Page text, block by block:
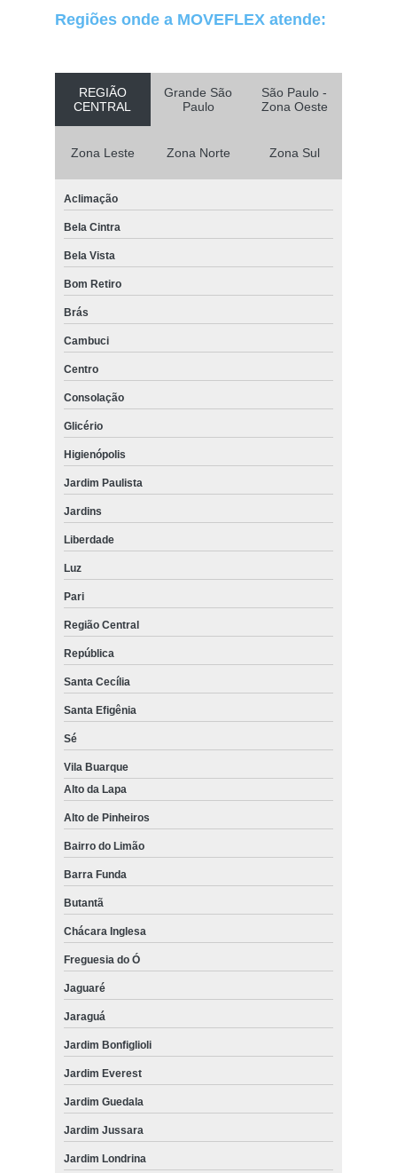
Regiões onde a MOVEFLEX atende:
REGIÃO
CENTRAL
Grande São
Paulo
São Paulo -
Zona Oeste
Zona Leste Zona Norte Zona Sul
Aclimação
Bela Cintra
Bela Vista
Bom Retiro
Brás
Cambuci
Centro
Consolação
Glicério
Higienópolis
Jardim Paulista
Jardins
Liberdade
Luz
Pari
Região Central
República
Santa Cecília
Santa Efigênia
Sé
Vila Buarque
Alto da Lapa
Alto de Pinheiros
Bairro do Limão
Barra Funda
Butantã
Chácara Inglesa
Freguesia do Ó
Jaguaré
Jaraguá
Jardim Bonfiglioli
Jardim Everest
Jardim Guedala
Jardim Jussara
Jardim Londrina